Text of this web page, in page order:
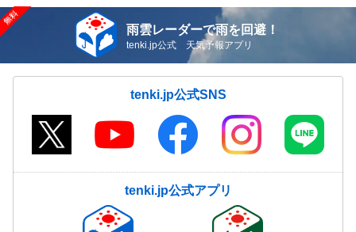
雨雲レーダーで雨を回避！
tenki.jp公式 天気予報アプリ
tenki.jp公式SNS
tenki.jp公式アプリ